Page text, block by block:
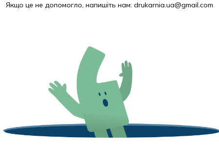
Якщо це не допомогло, напишіть нам: drukarnia.ua@gmail.com